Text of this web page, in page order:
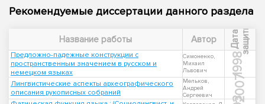
Рекомендуемые диссертации данного раздела
Название работы Автор Д
а
т
а
з
а
щ
и
т ы
Предложно-падежные конструкции с
пространственным значением в русском и
немецком языках
Симоненко,
Михаил
Львович
1998
Лингвистические аспекты археографического
описания рукописных собраний
Мельков,
Андрей
Сергеевич
2007